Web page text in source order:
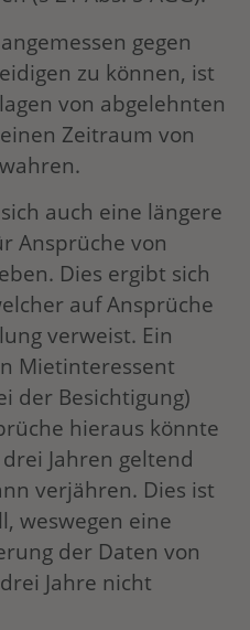
gegen
zu können, ist
von abgelehnten
Zeitraum von
auch eine längere
Ansprüche von
Dies ergibt sich
auf Ansprüche
verweist. Ein
Mietinteressent
der Besichtigung)
hieraus könnte
Jahren geltend
verjähren. Dies ist
weswegen eine
der Daten von
Jahre nicht